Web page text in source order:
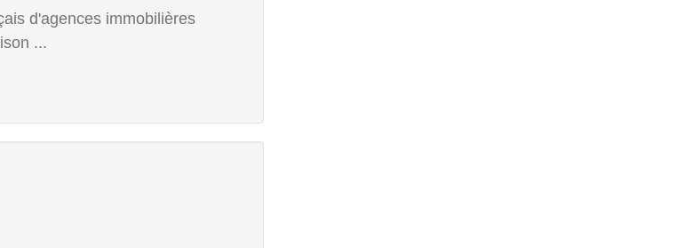
d'agences immobilières
...